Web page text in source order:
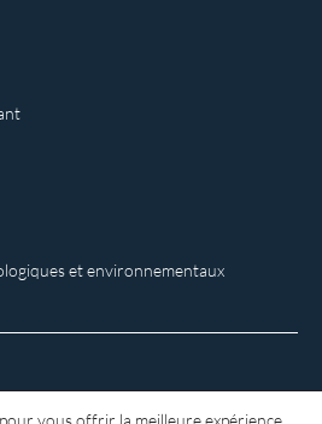
et environnementaux
vous offrir la meilleure expérience